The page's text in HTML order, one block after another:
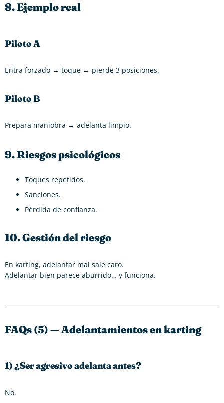
8. Ejemplo real
Piloto A
Entra forzado → toque → pierde 3 posiciones.
Piloto B
Prepara maniobra → adelanta limpio.
9. Riesgos psicológicos
Toques repetidos.
Sanciones.
Pérdida de confianza.
10. Gestión del riesgo
En karting, adelantar mal sale caro.
Adelantar bien parece aburrido… y funciona.
FAQs (5) — Adelantamientos en karting
1) ¿Ser agresivo adelanta antes?
No.